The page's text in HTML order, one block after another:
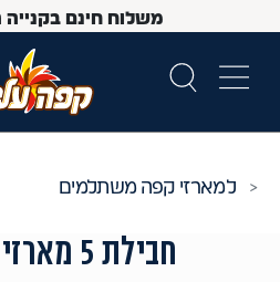
משלוח חינם
מארזי קפה משתלמים
חבילת 5 מארזי קפסולות